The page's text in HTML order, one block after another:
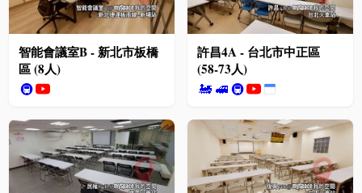
智能會議室B - 新北市板橋
區 (8人)
🚇
許昌4A - 台北市中正區
(58-73人)
🚂 🚅🚇